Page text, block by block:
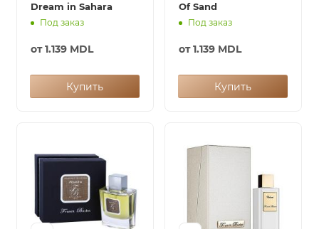
Dream in Sahara
Под заказ
от1.139 MDL
Купить
Of Sand
Под заказ
от1.139 MDL
Купить